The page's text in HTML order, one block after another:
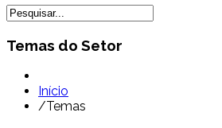
Temas do Setor
Início
/Temas